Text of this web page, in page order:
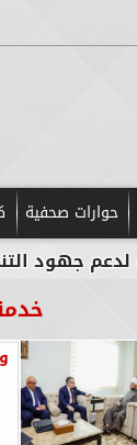
حوارات صحفية